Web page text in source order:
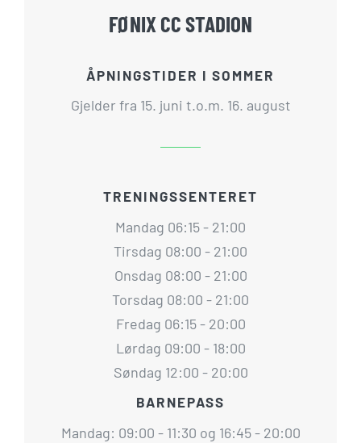
FØNIX CC STADION
ÅPNINGSTIDER I SOMMER
Gjelder fra 15. juni t.o.m. 16. august
TRENINGSSENTERET
Mandag 06:15 - 21:00
Tirsdag 08:00 - 21:00
Onsdag 08:00 - 21:00
Torsdag 08:00 - 21:00
Fredag 06:15 - 20:00
Lørdag 09:00 - 18:00
Søndag 12:00 - 20:00
BARNEPASS
Mandag: 09:00 - 11:30 og 16:45 - 20:00